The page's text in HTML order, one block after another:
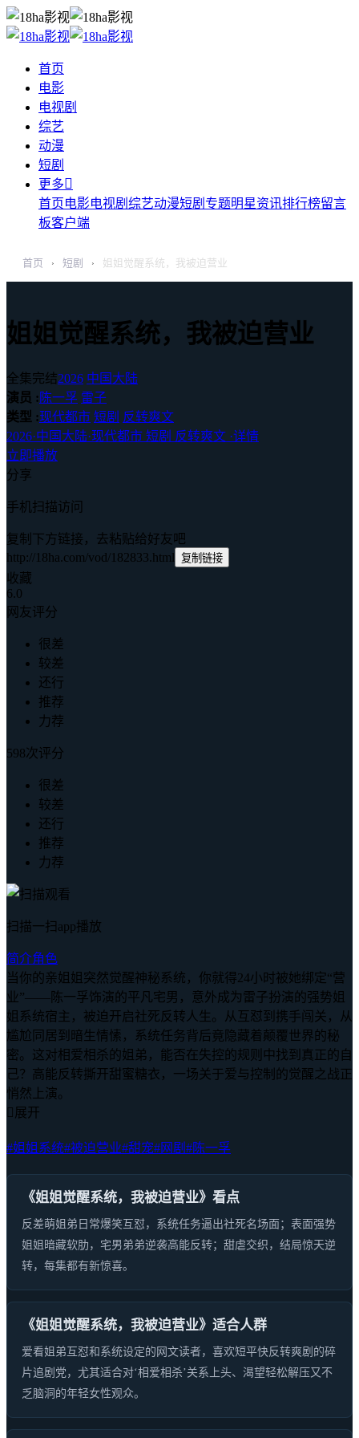
首页
电影
电视剧
综艺
动漫
短剧
更多
首页电影电视剧 综艺动漫短剧 专题明星资讯排行榜留言
板客户端
首页 › 短剧 › 姐姐觉醒系统，我被迫营业
姐姐觉醒系统，我被迫营业
全集完结2026 中国大陆
演员 : 陈一孚 雷子
类型 :现代都市 短剧 反转爽文
2026·中国大陆·现代都市 短剧 反转爽文 ·详情
立即播放
分享
手机扫描访问
复制下方链接，去粘贴给好友吧
http://18ha.com/vod/182833.html 复制链接
收藏
6.0
网友评分
很差
较差
还行
推荐
力荐
598次评分
很差
较差
还行
推荐
力荐
扫描一扫app播放
简介角色
当你的亲姐姐突然觉醒神秘系统，你就得24小时被她绑定“营
业”——陈一孚饰演的平凡宅男，意外成为雷子扮演的强势姐
姐系统宿主，被迫开启社死反转人生。从互怼到携手闯关，从
尴尬同居到暗生情愫，系统任务背后竟隐藏着颠覆世界的秘
密。这对相爱相杀的姐弟，能否在失控的规则中找到真正的自
己？高能反转撕开甜蜜糖衣，一场关于爱与控制的觉醒之战正
悄然上演。
 展开
#姐姐系统#被迫营业#甜宠#网剧 #陈一孚
《姐姐觉醒系统，我被迫营业》看点
反差萌姐弟日常爆笑互怼，系统任务逼出社死名场面；表面强势
姐姐暗藏软肋，宅男弟弟逆袭高能反转；甜虐交织，结局惊天逆
转，每集都有新惊喜。
《姐姐觉醒系统，我被迫营业》适合人群
爱看姐弟互怼和系统设定的网文读者，喜欢短平快反转爽剧的碎
片追剧党，尤其适合对‘相爱相杀’关系上头、渴望轻松解压又不
乏脑洞的年轻女性观众。